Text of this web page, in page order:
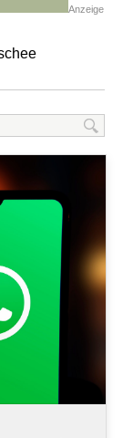
Anzeige